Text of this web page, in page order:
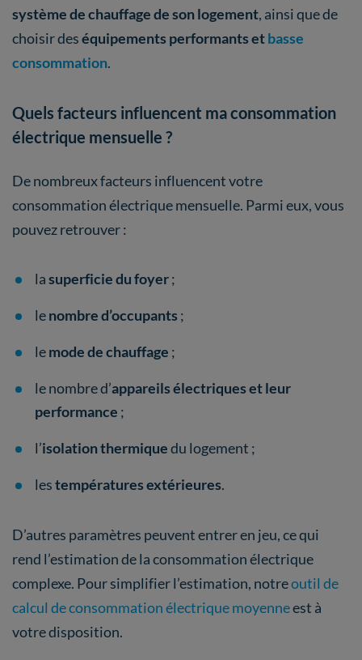
système de chauffage de son logement, ainsi que de
choisir deséquipements performants etbasse
consommation.
Quels facteurs influencent ma consommation
électrique mensuelle ?
De nombreux facteurs influencent votre
consommation électrique mensuelle. Parmi eux, vous
pouvez retrouver :
lasuperficie du foyer;
lenombre d’occupants ;
lemode de chauffage ;
le nombre d’appareils électriques et leur
performance ;
l’isolation thermiquedu logement ;
lestempératures extérieures.
D’autres paramètres peuvent entrer en jeu, ce qui
rend l’estimation de la consommation électrique
complexe. Pour simplifier l’estimation, notreoutil de
calcul de consommation électrique moyenneest à
votre disposition.